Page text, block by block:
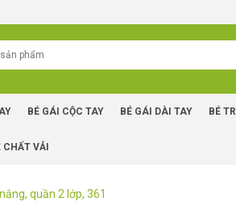
BÉ GÁI CỘC TAY BÉ GÁI DÀI TAY BÉ
CHẤT VẢI
quần 2 lớp, 361